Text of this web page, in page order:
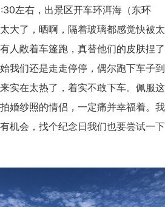
左右，出景区开车环洱海（东环
大了，晒啊，隔着玻璃都感觉快被
人敞着车篷跑，真替他们的皮肤捏
我们还是走走停停，偶尔跑下车子
实在太热了，着实不敢下车。佩服
婚纱照的情侣，一定痛并幸福着。
机会，找个纪念日我们也要尝试一